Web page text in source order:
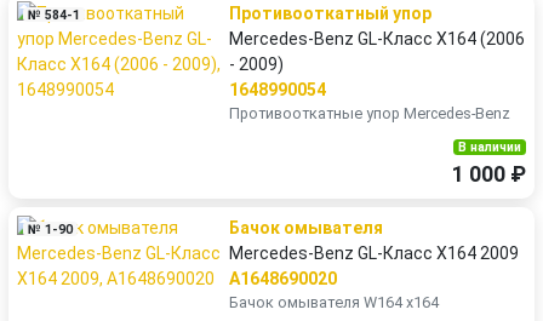
№ 584-1
Противооткатный упор
Mercedes-Benz GL-Класс X164 (2006
- 2009)
1648990054
Противооткатные упор Mercedes-Benz
В наличии
1 000 ₽
№ 1-90
Бачок омывателя
Mercedes-Benz GL-Класс X164 2009
A1648690020
Бачок омывателя W164 x164